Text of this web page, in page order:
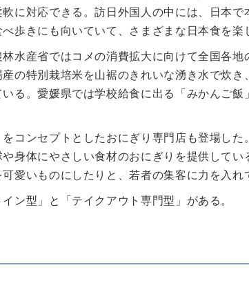
に対応できる。訪日外国人の中には、日本
歩きにも向いていて、さまざまな日本食を楽
水産省ではコメの消費拡大に向けて全国各
の特別栽培米を山裾のきれいな湧き水で炊
る。愛媛県では学校給食に出る「みかんご
コンセプトとしたおにぎり専門店も登場し
身体にやさしい食材のおにぎりを提供して
愛いものにしたりと、若者の集客に力を入れ
ン型」と「テイクアウト専門型」がある。